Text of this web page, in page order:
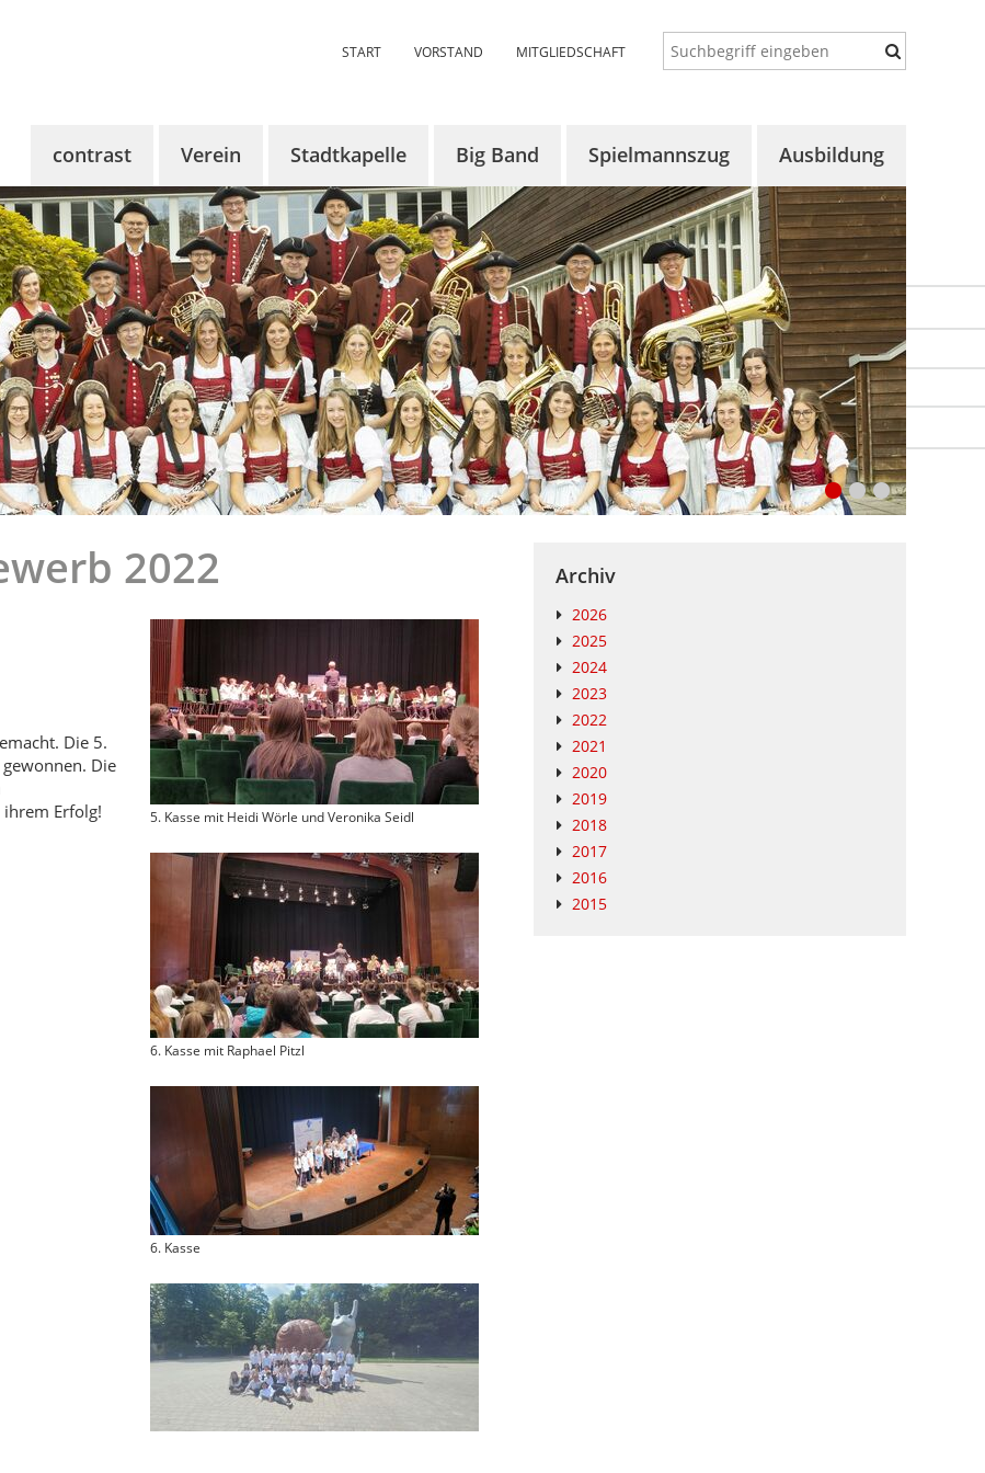
START VORSTAND MITGLIEDSCHAFT
contrast
Über contrast
KünstlerInnen
Tickets
Sponsoren
contrast 2024
Verein
Über uns
Aktuelles
Termine
Vorstandschaft
Probenraum
Mitglied werden
Chronik
Stadtkapelle
Über uns
Aktuelles
Termine
Dirigent
Register
Chronik
Bildergalerie
Big Band
Über uns
Aktuelles
Termine
Bildergalerie
Spielmannszug
Über uns
Aktuelles
Termine
Proben
Chronik
Bildergalerie
Ausbildung
Konzept
Auftaktorchester
Vororchester
Bläserklassen
Aktuelles
Termine
Bildergalerie
2022
5. Kasse mit Heidi Wörle und Veronika Seidl
6. Kasse mit Raphael Pitzl
6. Kasse
Die 5.
Die
Erfolg!
Archiv
2026
2025
2024
2023
2022
2021
2020
2019
2018
2017
2016
2015